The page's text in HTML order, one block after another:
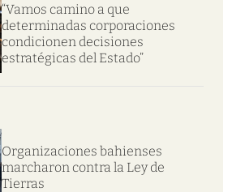
“Vamos camino a que
determinadas corporaciones
condicionen decisiones
estratégicas del Estado”
Organizaciones bahienses
marcharon contra la Ley de
Tierras